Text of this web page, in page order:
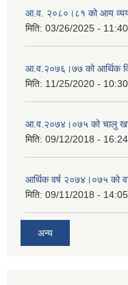
आ.व. २०८०।८१ को आय व्यय
मिति: 03/26/2025 - 11:40
आ.व.२०७६।७७ को आर्थिक
मिति: 11/25/2020 - 10:30
आ.व.२०७४।०७५ को चालु
मिति: 09/12/2018 - 16:24
आर्थिक वर्ष २०७४।०७५ को
मिति: 09/11/2018 - 14:05
अन्य